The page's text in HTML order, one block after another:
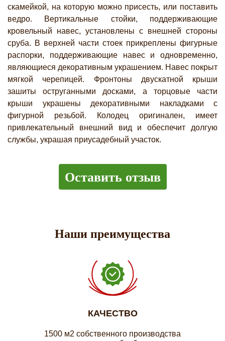
скамейкой, на которую можно присесть, или поставить
ведро. Вертикальные стойки, поддерживающие
кровельный навес, установлены с внешней стороны
сруба. В верхней части стоек прикреплены фигурные
распорки, поддерживающие навес и одновременно,
являющиеся декоративным украшением. Навес покрыт
мягкой черепицей. Фронтоны двускатной крыши
зашиты оструганными досками, а торцовые части
крыши украшены декоративными накладками с
фигурной резьбой. Колодец оригинален, имеет
привлекательный внешний вид и обеспечит долгую
службы, украшая приусадебный участок.
Оставить отзыв
Наши преимущества
КАЧЕСТВО
1500 м2 собственного производства